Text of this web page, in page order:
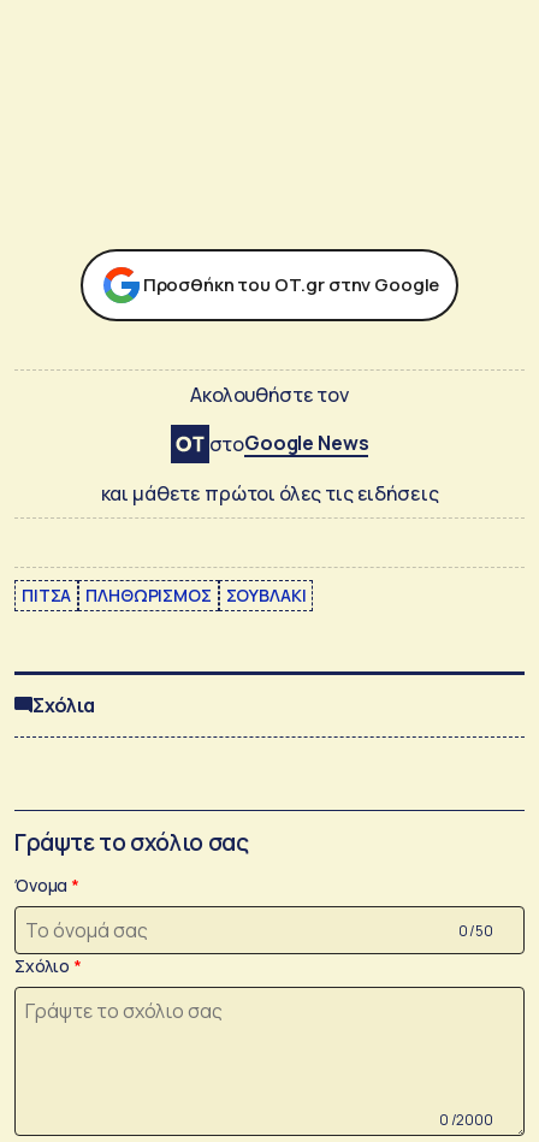
Προσθήκη του ΟΤ.gr στην Google
Ακολουθήστε τον
στοGoogle News
και μάθετε πρώτοι όλες τις ειδήσεις
ΠΙΤΣΑ ΠΛΗΘΩΡΙΣΜΟΣ ΣΟΥΒΛΑΚΙ
Σχόλια
Γράψτε το σχόλιο σας
Όνομα
0 /50
Σχόλιο
0 /2000